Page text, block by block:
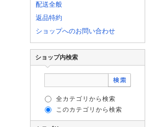
配送全般
返品特約
ショップへのお問い合わせ
ショップ内検索
全カテゴリから検索
このカテゴリから検索